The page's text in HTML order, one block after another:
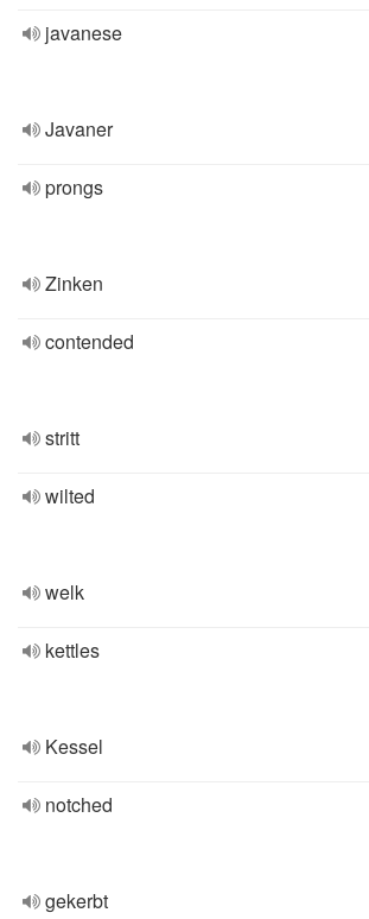
javanese
Javaner
prongs
Zinken
contended
stritt
wilted
welk
kettles
Kessel
notched
gekerbt